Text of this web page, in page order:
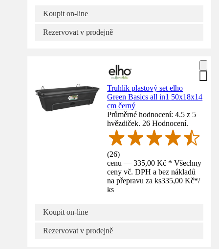
Koupit on-line
Rezervovat v prodejně
Truhlík plastový set elho
Green Basics all in1 50x18x14
cm černý
Průměrné hodnocení: 4.5 z 5
hvězdiček. 26 Hodnocení.
(26)
cenu — 335,00 Kč * Všechny
ceny vč. DPH a bez nákladů
na přepravu za ks335,00 Kč*/
ks
Koupit on-line
Rezervovat v prodejně